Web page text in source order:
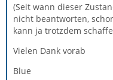
(Seit wann dieser
nicht beantworten,
kann ja trotzdem
Vielen Dank vorab
Blue